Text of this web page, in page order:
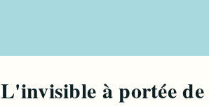
L'invisible à